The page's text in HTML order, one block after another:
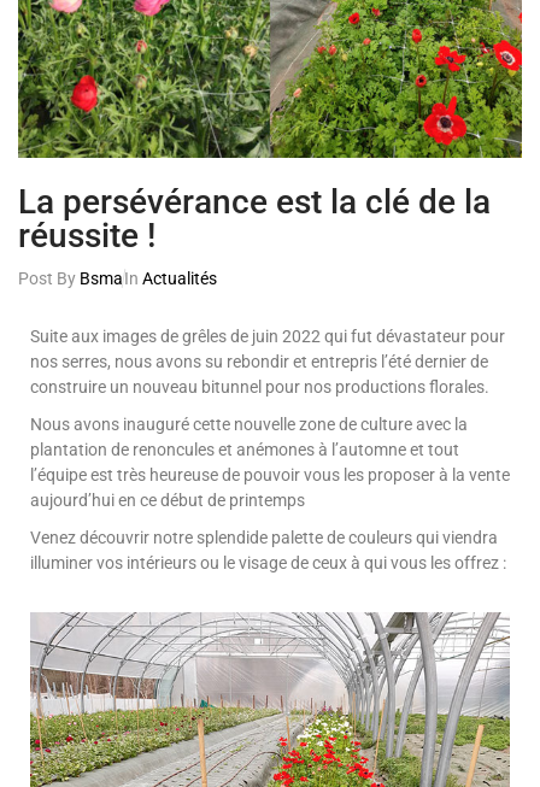
La persévérance est la clé de la
réussite !
Post By BsmaIn Actualités
Suite aux images de grêles de juin 2022 qui fut dévastateur pour
nos serres, nous avons su rebondir et entrepris l’été dernier de
construire un nouveau bitunnel pour nos productions florales.
Nous avons inauguré cette nouvelle zone de culture avec la
plantation de renoncules et anémones à l’automne et tout
l’équipe est très heureuse de pouvoir vous les proposer à la vente
aujourd’hui en ce début de printemps
Venez découvrir notre splendide palette de couleurs qui viendra
illuminer vos intérieurs ou le visage de ceux à qui vous les offrez :